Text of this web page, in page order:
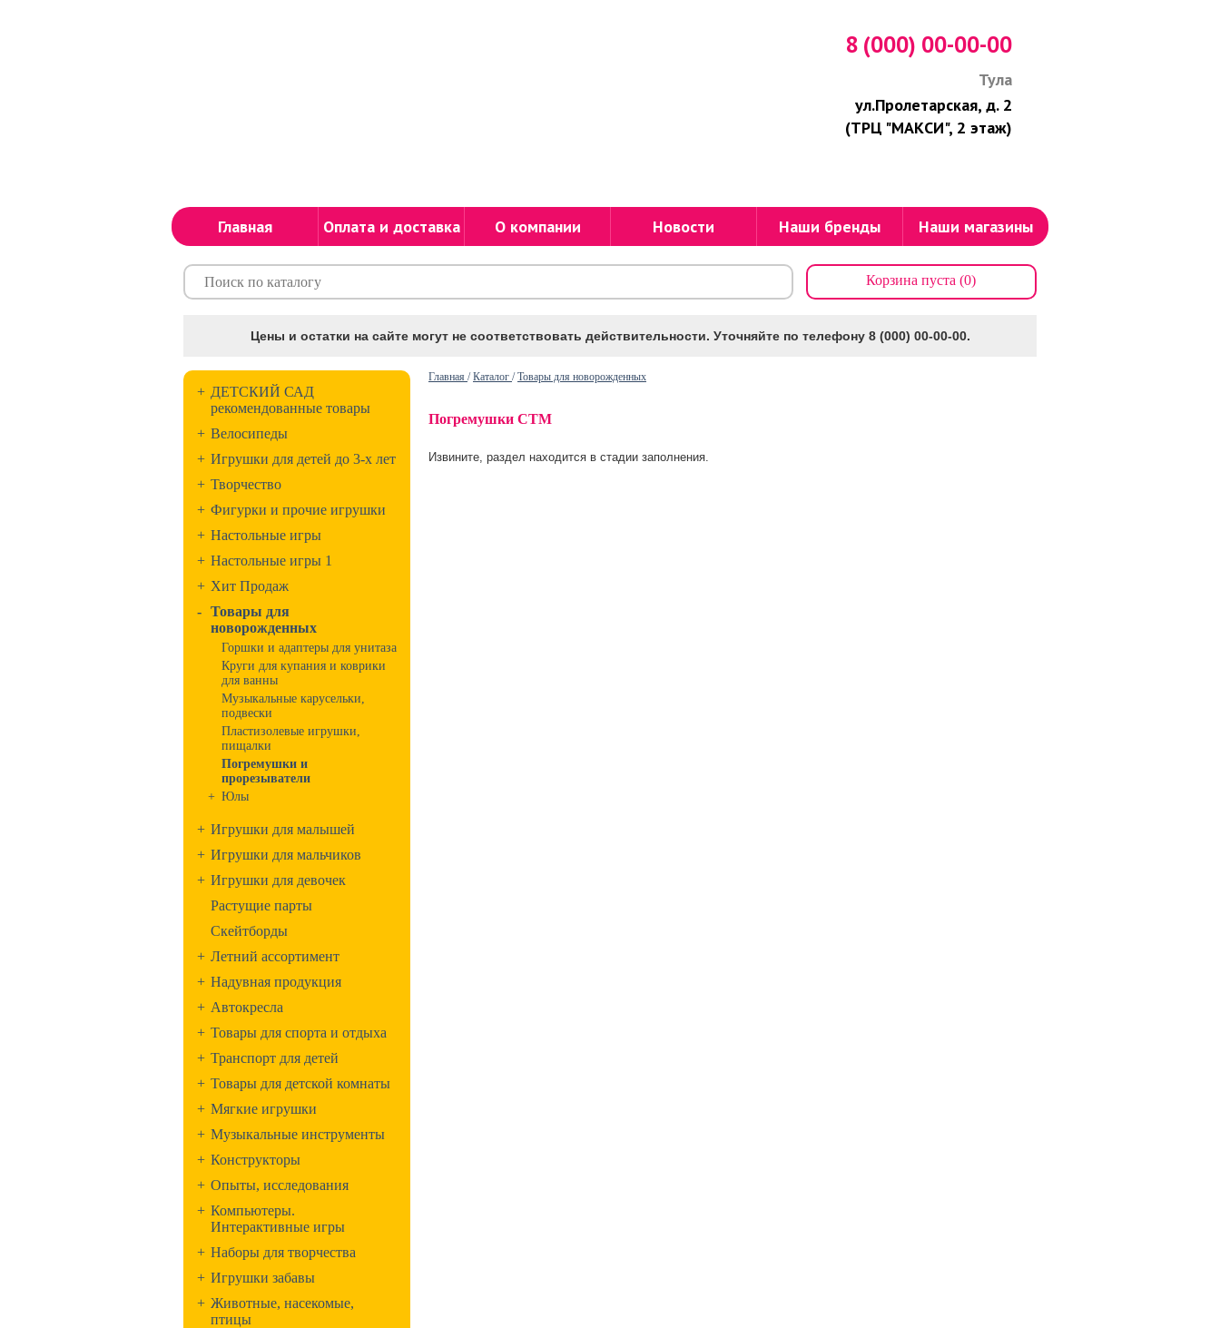
8 (000) 00-00-00
Тула
ул.Пролетарская, д. 2
(ТРЦ "МАКСИ", 2 этаж)
Главная Оплата и доставка О компании Новости Наши бренды Наши магазины
Корзина пуста (0)
Цены и остатки на сайте могут не соответствовать действительности. Уточняйте по телефону 8 (000) 00-00-00.
+ ДЕТСКИЙ САД
рекомендованные товары
+ Велосипеды
+ Игрушки для детей до 3-х лет
+ Творчество
+ Фигурки и прочие игрушки
+ Настольные игры
+ Настольные игры 1
+ Хит Продаж
- Товары для
новорожденных
Горшки и адаптеры для унитаза
Круги для купания и коврики
для ванны
Музыкальные карусельки,
подвески
Пластизолевые игрушки,
пищалки
Погремушки и
прорезыватели
+ Юлы
+ Игрушки для малышей
+ Игрушки для мальчиков
+ Игрушки для девочек
Растущие парты
Скейтборды
+ Летний ассортимент
+ Надувная продукция
+ Автокресла
+ Товары для спорта и отдыха
+ Транспорт для детей
+ Товары для детской комнаты
+ Мягкие игрушки
+ Музыкальные инструменты
+ Конструкторы
+ Опыты, исследования
+ Компьютеры.
Интерактивные игры
+ Наборы для творчества
+ Игрушки забавы
+ Животные, насекомые,
птицы
Главная /Каталог /Товары для новорожденных
Погремушки СТМ
Извините, раздел находится в стадии заполнения.